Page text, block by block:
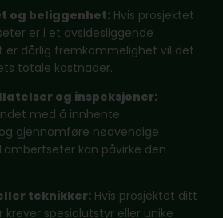
og beliggenhet: Hvis prosjektet
er i et avsidesliggende
er dårlig fremkommelighet vil det
totale kostnader.
og inspeksjoner:
med å innhente
gjennomføre nødvendige
kan påvirke den
teknikker: Hvis prosjektet ditt
krever spesialutstyr eller unike